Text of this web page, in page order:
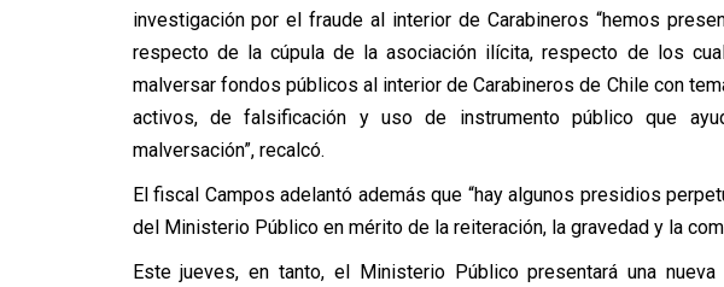
investigación por el fraude al interior de Carabineros “hemos
respecto de la cúpula de la asociación ilícita, respecto de los
malversar fondos públicos al interior de Carabineros de Chile con
activos, de falsificación y uso de instrumento público que
malversación”, recalcó.
El fiscal Campos adelantó además que “hay algunos presidios
del Ministerio Público en mérito de la reiteración, la gravedad y la
Este jueves, en tanto, el Ministerio Público presentará una